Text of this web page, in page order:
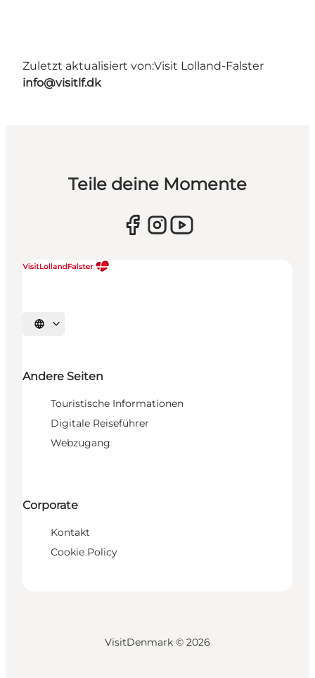
Zuletzt aktualisiert von:Visit Lolland-Falster
info@visitlf.dk
Teile deine Momente
Sprache auswählen
Andere Seiten
Touristische Informationen
Digitale Reiseführer
Webzugang
Corporate
Kontakt
Cookie Policy
VisitDenmark © 2026